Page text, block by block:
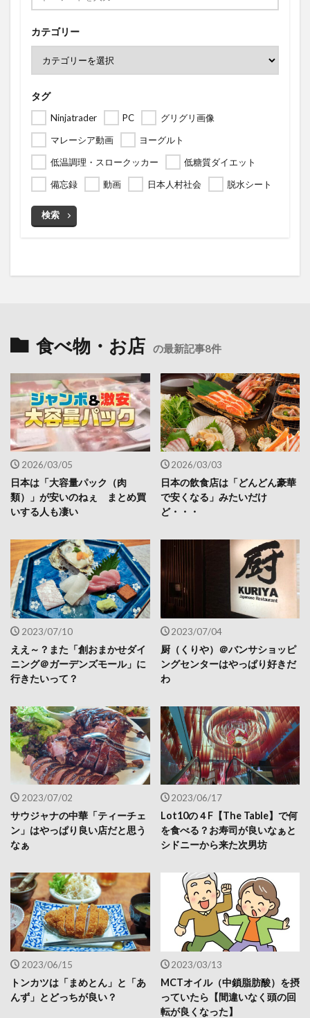
カテゴリー
タグ
Ninjatrader PC
グリグリ画像
マレーシア動画
ヨーグルト
低温調理・スロークッカー
低糖質ダイエット
備忘録
動画 日本人村社会 脱水シート
検索
食べ物・お店 の最新記事8件
2026/03/05
日本は「大容量パック（肉
類）」が安いのねぇ まとめ買
いする人も凄い
2026/03/03
日本の飲食店は「どんどん豪華
で安くなる」みたいだけ
ど・・・
2023/07/10
ええ～？また「創おまかせダイ
ニング＠ガーデンズモール」に
行きたいって？
2023/07/04
厨（くりや）＠バンサショッピ
ングセンターはやっぱり好きだ
わ
2023/07/02
サウジャナの中華「ティーチェ
ン」はやっぱり良い店だと思う
なぁ
2023/06/17
Lot10の４F【The Table】で何
を食べる？お寿司が良いなぁと
シドニーから来た次男坊
2023/06/15
トンカツは「まめとん」と「あ
んず」とどっちが良い？
2023/03/13
MCTオイル（中鎖脂肪酸）を摂
っていたら【間違いなく頭の回
転が良くなった】